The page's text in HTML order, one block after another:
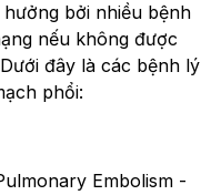
bởi nhiều bệnh
nếu không được
đây là các bệnh lý
phổi:
Embolism -